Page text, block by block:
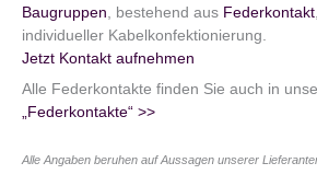
Baugruppen, bestehend aus Federkontakt,
individueller Kabelkonfektionierung.
Jetzt Kontakt aufnehmen
Alle Federkontakte finden Sie auch in
„Federkontakte“ >>
Alle Angaben beruhen auf Aussagen unserer